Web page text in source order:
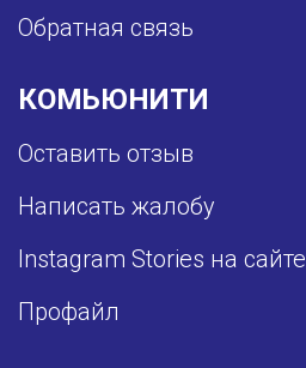
Обратная связь
КОМЬЮНИТИ
Оставить отзыв
Написать жалобу
Instagram Stories на сайте
Профайл